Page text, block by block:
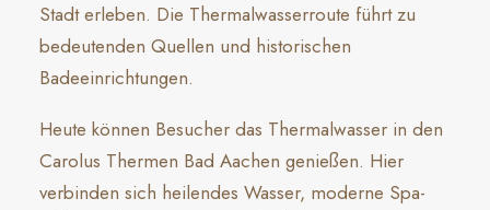
Stadt erleben. Die Thermalwasserroute führt zu
bedeutenden Quellen und historischen
Badeeinrichtungen.
Heute können Besucher das Thermalwasser in den
Carolus Thermen Bad Aachen genießen. Hier
verbinden sich heilendes Wasser, moderne Spa-